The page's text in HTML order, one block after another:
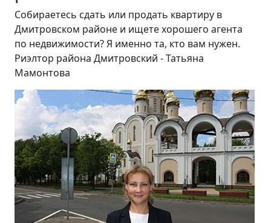
Собираетесь сдать или продать квартиру в
Дмитровском районе и ищете хорошего агента
по недвижимости? Я именно та, кто вам нужен.
Риэлтор района Дмитровский - Татьяна
Мамонтова